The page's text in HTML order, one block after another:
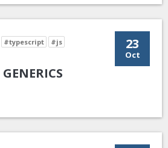
23
Oct
#typescript #js
GENERICS